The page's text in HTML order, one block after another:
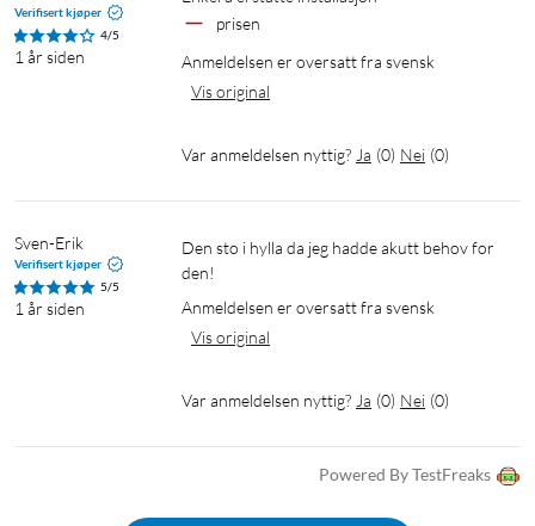
Verifisert kjøper
4/5
1 år siden
prisen
Anmeldelsen er oversatt fra svensk
Vis original
Var anmeldelsen nyttig? Ja (0) Nei (0)
Sven-Erik
Verifisert kjøper
5/5
1 år siden
Den sto i hylla da jeg hadde akutt behov for
den!
Anmeldelsen er oversatt fra svensk
Vis original
Var anmeldelsen nyttig? Ja (0) Nei (0)
Powered By TestFreaks